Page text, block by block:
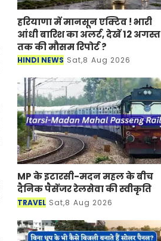
हरियाणा में मानसून एक्टिव ! भारी
आंधी बारिश का अलर्ट, देखें 12 अगस्त
तक की मौसम रिपोर्ट ?
HINDI NEWS Sat,8 Aug 2026
MP के इटारसी-मदन महल के बीच
दैनिक पैसेंजर रेलसेवा की स्वीकृति
TRAVEL Sat,8 Aug 2026